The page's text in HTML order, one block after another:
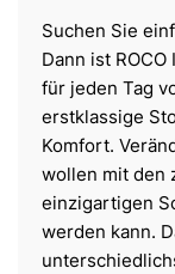
Suchen Sie
Dann ist
für jeden Tag
erstklassige
Komfort.
wollen mit den
einzigartigen
werden kann.